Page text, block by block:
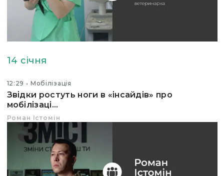
14 січня
12:29 Мобілізація
Звідки ростуть ноги в «інсайдів» про
мобілізаці...
Роман Істомін